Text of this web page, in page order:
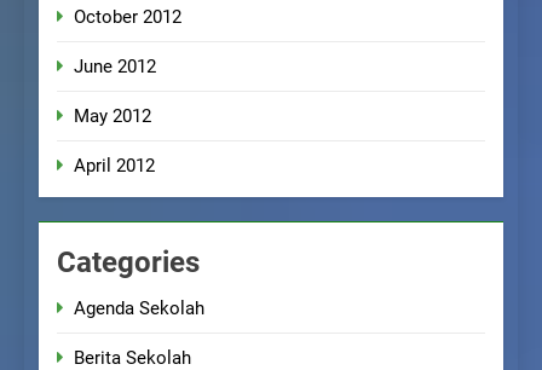
October 2012
June 2012
May 2012
April 2012
Categories
Agenda Sekolah
Berita Sekolah